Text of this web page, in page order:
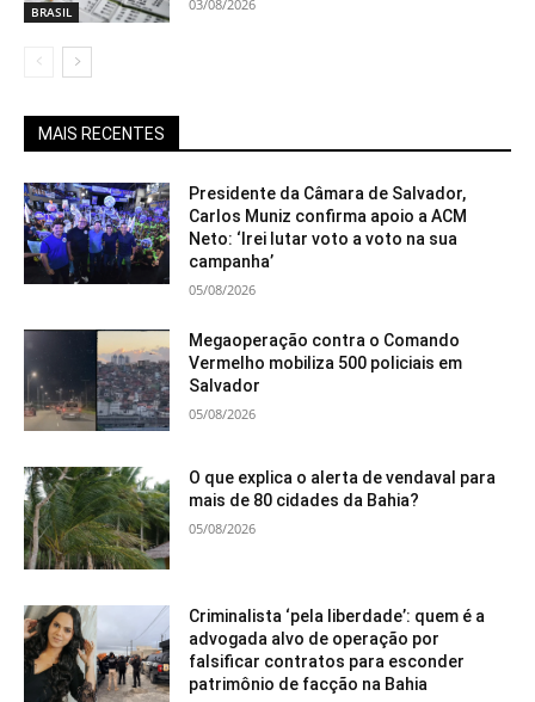
BRASIL 03/08/2026
MAIS RECENTES
Presidente da Câmara de Salvador,
Carlos Muniz confirma apoio a ACM
Neto: ‘Irei lutar voto a voto na sua
campanha’
05/08/2026
Megaoperação contra o Comando
Vermelho mobiliza 500 policiais em
Salvador
05/08/2026
O que explica o alerta de vendaval para
mais de 80 cidades da Bahia?
05/08/2026
Criminalista ‘pela liberdade’: quem é a
advogada alvo de operação por
falsificar contratos para esconder
patrimônio de facção na Bahia